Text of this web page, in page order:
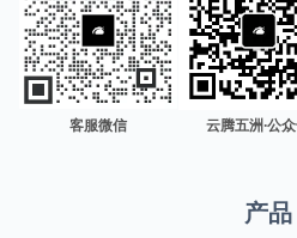
客服微信 云腾五洲·公
产品